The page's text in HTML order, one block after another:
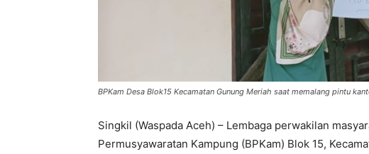
BPKam Desa Blok15 Kecamatan Gunung Meriah saat memalang pintu
Singkil (Waspada Aceh) – Lembaga perwakilan
Permusyawaratan Kampung (BPKam) Blok 15,